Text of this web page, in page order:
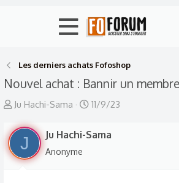
Les derniers achats Fofoshop
Nouvel achat : Bannir un
A
t
u
Ju Hachi-Sama
D
t
11/9/23
J Ju Hachi-Sama
Anonyme